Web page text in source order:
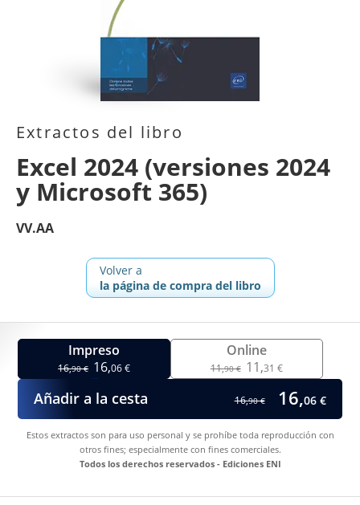
Extractos del libro
Excel 2024 (versiones 2024
y Microsoft 365)
VV.AA
Volver a
la página de compra del libro
Impreso
16,90 € 16,06 €
Online
11,90 € 11,31 €
Añadir a la cesta 16,90 € 16,06 €
Estos extractos son para uso personal y se prohíbe toda reproducción con
otros fines; especialmente con fines comerciales.
Todos los derechos reservados - Ediciones ENI